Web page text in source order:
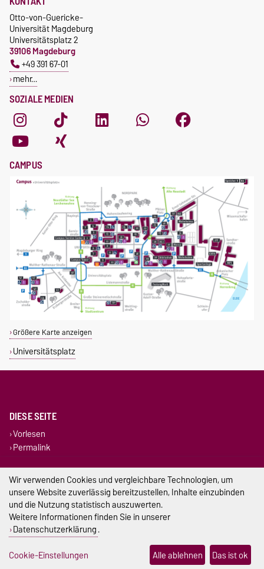
SOZIALE MEDIEN
Otto-von-Guericke-
Universität Magdeburg
Universitätsplatz 2
39106 Magdeburg
+49 391 67-01
mehr…
CAMPUS
Größere Karte anzeigen
Universitätsplatz
DIESE SEITE
Vorlesen
Permalink
Impressum
Datenschutz
Barrierefreiheit
Cookie-Einstellungen
Wir verwenden Cookies und vergleichbare Technologien, um
unsere Website zuverlässig bereitzustellen, Inhalte einzubinden
und die Nutzung statistisch auszuwerten.
Weitere Informationen finden Sie in unserer
Datenschutzerklärung.
Cookie-Einstellungen
Alle ablehnen Das ist ok